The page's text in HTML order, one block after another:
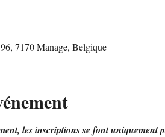
7170 Manage, Belgique
les inscriptions se font uniquement